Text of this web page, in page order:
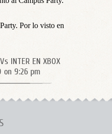
Por lo visto en
INTER EN XBOX
on 9:26 pm